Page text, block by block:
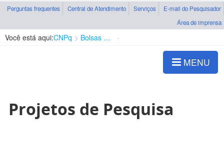
Perguntas frequentes Central de Atendimento Serviços
E-mail do Pesquisador
Área de imprensa
Você está aqui:CNPq Bolsas e Auxílios Vigentes
MENU
Projetos de Pesquisa